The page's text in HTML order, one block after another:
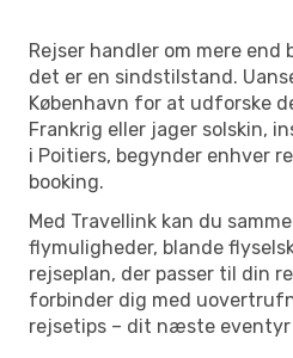
Rejser handler om mere end
det er en sindstilstand.
København for at udforske
Frankrig eller jager solskin,
i Poitiers, begynder enhver
booking.
Med Travellink kan du
flymuligheder, blande
rejseplan, der passer til din
forbinder dig med
rejsetips – dit næste